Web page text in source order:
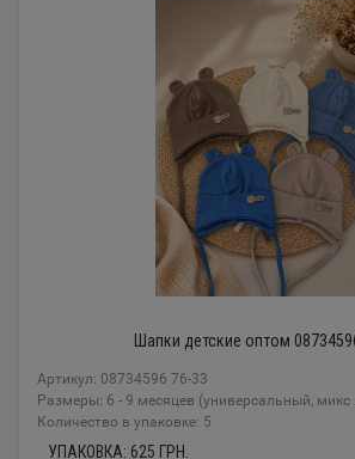
Шапки детские оптом
Артикул: 08734596 76-33
Размеры: 6 - 9 месяцев (универсальный, микс
Количество в упаковке: 5
УПАКОВКА: 625 ГРН.